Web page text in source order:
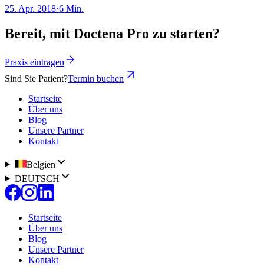
25. Apr. 2018·6 Min.
Bereit, mit Doctena Pro zu starten?
Praxis eintragen
Sind Sie Patient?Termin buchen
Startseite
Über uns
Blog
Unsere Partner
Kontakt
Belgien
DEUTSCH
Startseite
Über uns
Blog
Unsere Partner
Kontakt